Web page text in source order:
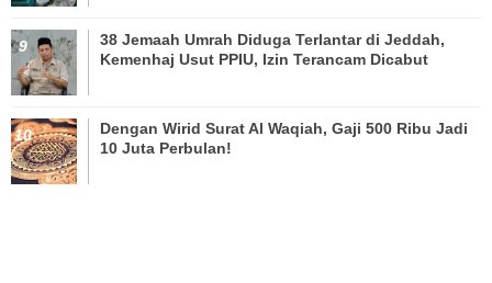
38 Jemaah Umrah Diduga Terlantar di Jeddah,
Kemenhaj Usut PPIU, Izin Terancam Dicabut
Dengan Wirid Surat Al Waqiah, Gaji 500 Ribu Jadi
10 Juta Perbulan!